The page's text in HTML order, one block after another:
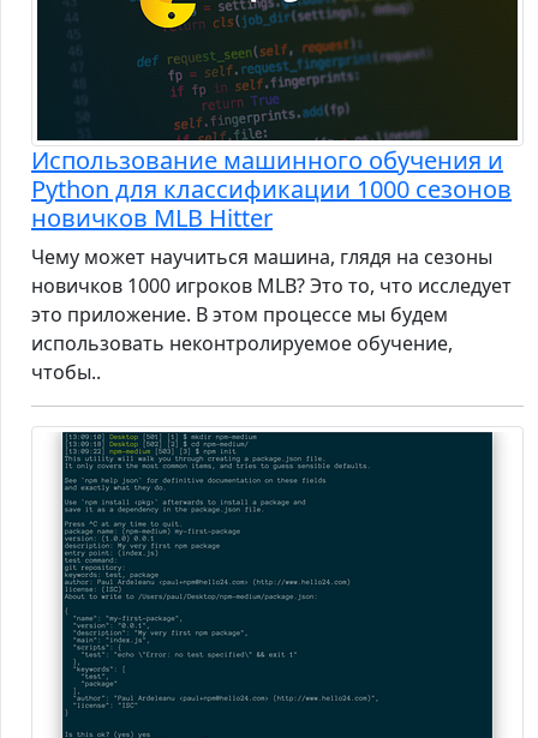
Использование машинного обучения и
Python для классификации 1000 сезонов
новичков MLB Hitter
Чему может научиться машина, глядя на сезоны
новичков 1000 игроков MLB? Это то, что исследует
это приложение. В этом процессе мы будем
использовать неконтролируемое обучение,
чтобы..